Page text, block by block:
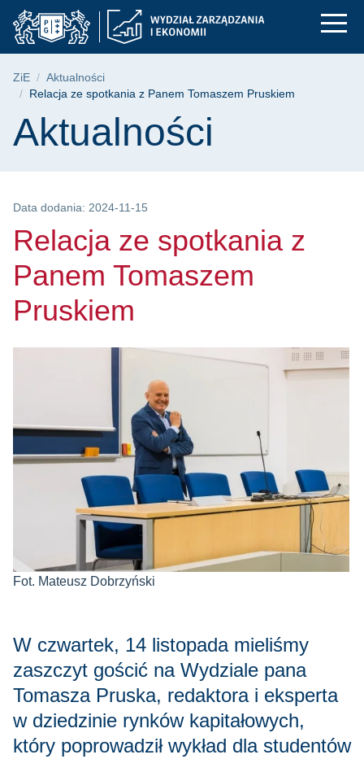
Przejdź
do
menu
Przejdź
do
wyszukiwarki
Przejdź
do
treści
Relacja ze
Ścieżka nawigacyjna
ZiE
Aktualności
Relacja ze spotkania z Panem Tomaszem Pruskiem
Treść strony
Aktualności
Data dodania: 2024-11-15
Relacja ze spotkania z
Panem Tomaszem
Pruskiem
Fot. Mateusz Dobrzyński
W czwartek, 14 listopada mieliśmy
zaszczyt gościć na Wydziale pana
Tomasza Pruska, redaktora i eksperta
w dziedzinie rynków kapitałowych,
który poprowadził wykład dla studentów